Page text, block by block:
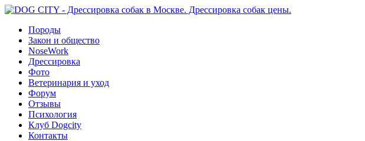
Породы
Закон и общество
NoseWork
Дрессировка
Фото
Ветеринария и уход
Форум
Отзывы
Психология
Клуб Dogcity
Контакты